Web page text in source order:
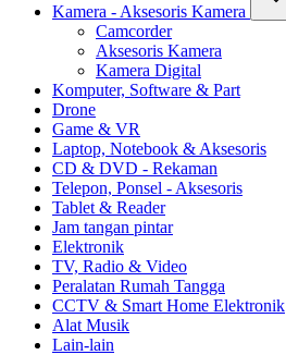
Kamera - Aksesoris Kamera
Camcorder
Aksesoris Kamera
Kamera Digital
Komputer, Software & Part
Drone
Game & VR
Laptop, Notebook & Aksesoris
CD & DVD - Rekaman
Telepon, Ponsel - Aksesoris
Tablet & Reader
Jam tangan pintar
Elektronik
TV, Radio & Video
Peralatan Rumah Tangga
CCTV & Smart Home Elektronik
Alat Musik
Lain-lain